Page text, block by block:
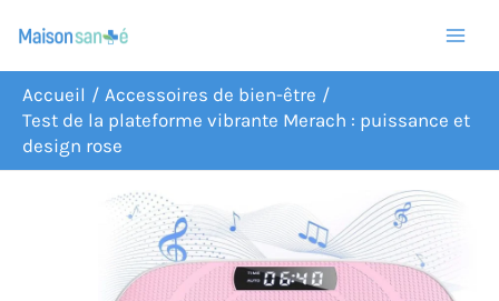
au
contenu
Accueil
Accessoires de bien-être
Test de la plateforme vibrante Merach : puissance et
design rose
c
h
e